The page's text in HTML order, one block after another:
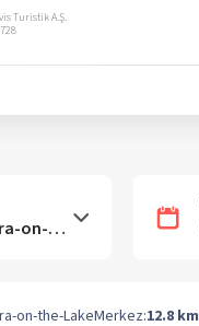
Turistik A.Ş.
on-the-LakeMerkez:12.8 km